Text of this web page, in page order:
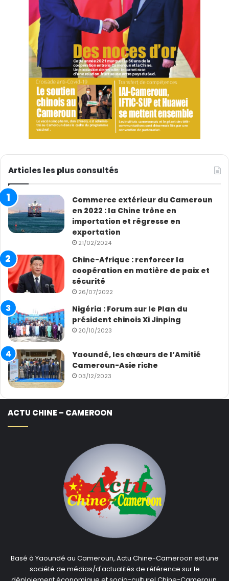
Articles les plus consultés
Commerce extérieur du Cameroun
en 2022 : la Chine trône en
importation et régresse en
exportation
21/02/2024
Chine-Afrique : renforcer la
coopération en matière de paix et
sécurité
26/07/2022
Nigéria : Forum sur le Plan du
président chinois Xi Jinping
20/10/2023
Yaoundé, les chœurs de l’Amitié
Cameroun-Asie riche
03/12/2023
ACTU CHINE – CAMEROON
Basé à Yaoundé au Cameroun, Actu Chine-Cameroon est une
société de médias/d'actualités de référence sur le